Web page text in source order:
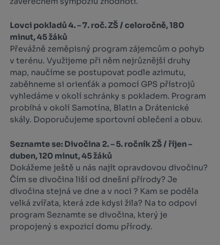
Lovci pokladů 4. – 7. roč. ZŠ / celoročně, 180
minut, 45 žáků
Převážně zeměpisný program zájemcům o pohyb
v terénu. Využijeme při něm nejrůznější druhy
map, naučíme se postupovat podle azimutu,
zaběhneme si orienťák a pomocí GPS přístrojů
vyhledáme v okolí schránky s pokladem. Program
probíhá v okolí Samotína, Blatin a Drátenické
skály. Doporuču­jeme sportovní oblečení a obuv.
Seznamte se: Divočina 2. – 5. ročník ZŠ / říjen –
duben, 120 minut, 45 žáků
Dokážeme ještě u nás najít opravdovou divočinu?
Čím se divočina liší od dnešní přírody? Je
divočina stejná ve dne a v noci ? Kam se poděla
velká zvířata, která zde kdysi žila? Na to odpoví
program Seznamte se divočina, který je
propojený s expozicí domu přírody.